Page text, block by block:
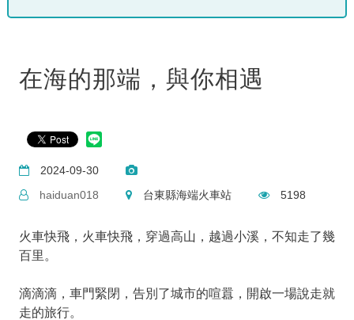
在海的那端，與你相遇
2024-09-30
haiduan018
台東縣海端火車站 5198
火車快飛，火車快飛，穿過高山，越過小溪，不知走了幾
百里。
滴滴滴，車門緊閉，告別了城市的喧囂，開啟一場說走就
走的旅行。